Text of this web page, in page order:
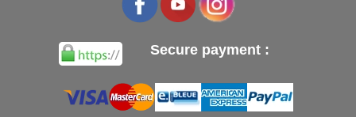
Secure payment :